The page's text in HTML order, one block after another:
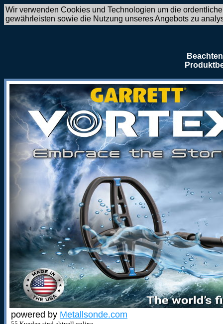
Wir verwenden Cookies und Technologien um die
gewährleisten sowie die Nutzung unseres Angebots zu
powered by Metallsonde.com